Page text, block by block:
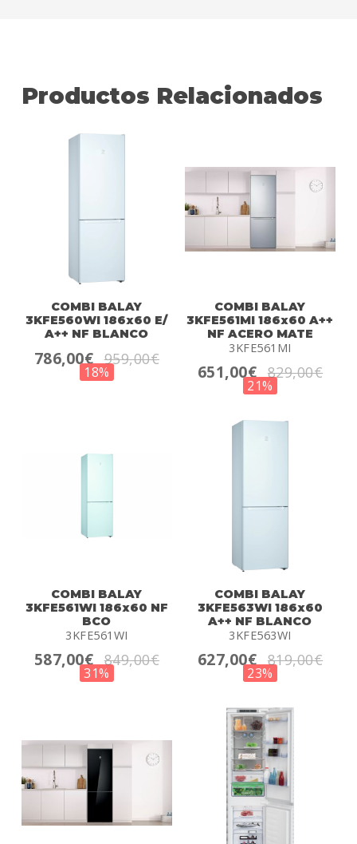
Productos Relacionados
COMBI BALAY
3KFE560WI 186x60 E/
A++ NF BLANCO
786,00€ 959,00€
18%
COMBI BALAY
3KFE561MI 186x60 A++
NF ACERO MATE
3KFE561MI
651,00€ 829,00€
21%
COMBI BALAY
3KFE561WI 186x60 NF
BCO
3KFE561WI
587,00€ 849,00€
31%
COMBI BALAY
3KFE563WI 186x60
A++ NF BLANCO
3KFE563WI
627,00€ 819,00€
23%